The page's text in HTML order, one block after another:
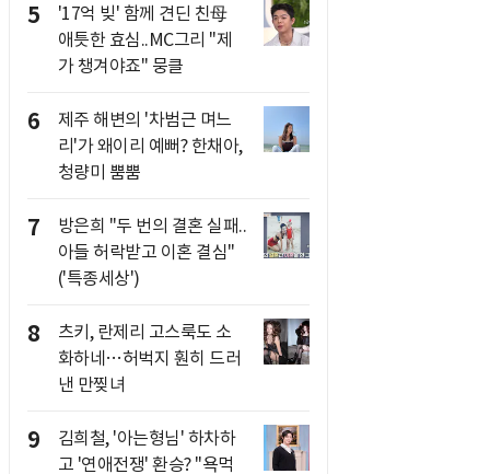
5
'17억 빚' 함께 견딘 친母
애틋한 효심..MC그리 "제
가 챙겨야죠" 뭉클
6
제주 해변의 '차범근 며느
리'가 왜이리 예뻐? 한채아,
청량미 뿜뿜
7
방은희 "두 번의 결혼 실패..
아들 허락받고 이혼 결심"
('특종세상')
8
츠키, 란제리 고스룩도 소
화하네…허벅지 훤히 드러
낸 만찢녀
9
김희철, '아는형님' 하차하
고 '연애전쟁' 환승? "욕먹